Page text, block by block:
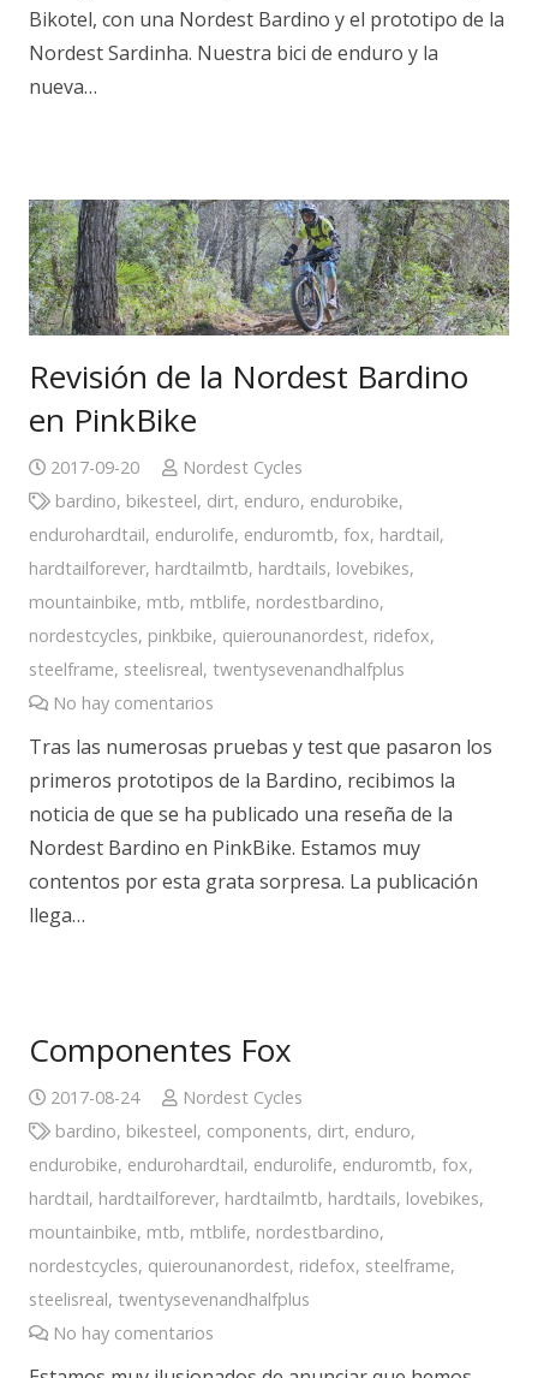
Bikotel, con una Nordest Bardino y el prototipo de la
Nordest Sardinha. Nuestra bici de enduro y la
nueva…
Revisión de la Nordest Bardino
en PinkBike
2017-09-20
Nordest Cycles
bardino, bikesteel, dirt, enduro, endurobike,
endurohardtail, endurolife, enduromtb, fox, hardtail,
hardtailforever, hardtailmtb, hardtails, lovebikes,
mountainbike, mtb, mtblife, nordestbardino,
nordestcycles, pinkbike, quierounanordest, ridefox,
steelframe, steelisreal, twentysevenandhalfplus
No hay comentarios
Tras las numerosas pruebas y test que pasaron los
primeros prototipos de la Bardino, recibimos la
noticia de que se ha publicado una reseña de la
Nordest Bardino en PinkBike. Estamos muy
contentos por esta grata sorpresa. La publicación
llega…
Componentes Fox
2017-08-24
Nordest Cycles
bardino, bikesteel, components, dirt, enduro,
endurobike, endurohardtail, endurolife, enduromtb, fox,
hardtail, hardtailforever, hardtailmtb, hardtails, lovebikes,
mountainbike, mtb, mtblife, nordestbardino,
nordestcycles, quierounanordest, ridefox, steelframe,
steelisreal, twentysevenandhalfplus
No hay comentarios